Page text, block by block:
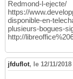
Redmond-l-ejecte/
https://
disponible-en-
plusieurs-bogues-
http://
jfduflot, le 12/11/